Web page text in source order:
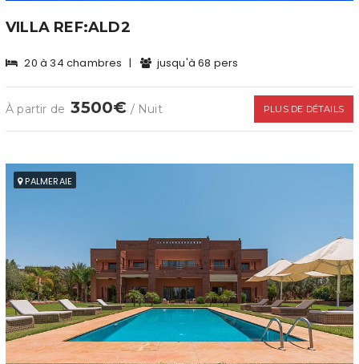
VILLA REF:ALD2
20 à 34 chambres | jusqu'à 68 pers
À partir de 3500€ / Nuit PLUS DE DÉTAILS
PALMERAIE